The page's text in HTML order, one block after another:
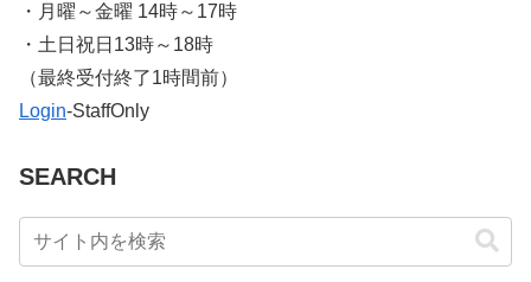
・月曜～金曜 14時～17時
・土日祝日13時～18時
​（最終受付終了1時間前）
Login-StaffOnly
SEARCH